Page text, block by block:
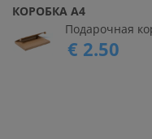
КОРОБКА А4
Подарочная
€ 2.50